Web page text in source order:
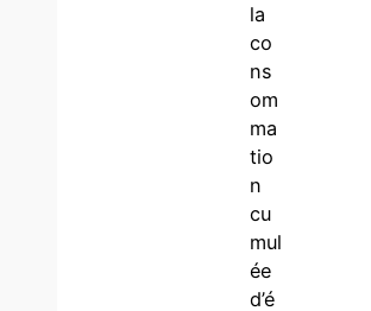
la
co
ns
om
ma
tio
n
cu
mul
ée
d’é